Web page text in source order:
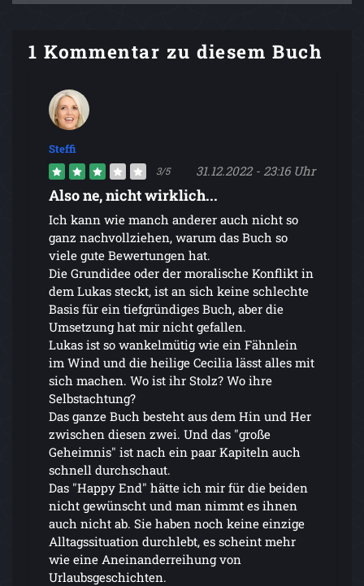
1 Kommentar zu diesem Buch
Steffi
3/5 31.12.2022 - 23:16 Uhr
Also ne, nicht wirklich...
Ich kann wie manch anderer auch nicht so
ganz nachvollziehen, warum das Buch so
viele gute Bewertungen hat.
Die Grundidee oder der moralische Konflikt in
dem Lukas steckt, ist an sich keine schlechte
Basis für ein tiefgründiges Buch, aber die
Umsetzung hat mir nicht gefallen.
Lukas ist so wankelmütig wie ein Fähnlein
im Wind und die heilige Cecilia lässt alles mit
sich machen. Wo ist ihr Stolz? Wo ihre
Selbstachtung?
Das ganze Buch besteht aus dem Hin und Her
zwischen diesen zwei. Und das "große
Geheimnis" ist nach ein paar Kapiteln auch
schnell durchschaut.
Das "Happy End" hätte ich mir für die beiden
nicht gewünscht und man nimmt es ihnen
auch nicht ab. Sie haben noch keine einzige
Alltagssituation durchlebt, es scheint mehr
wie eine Aneinanderreihung von
Urlaubsgeschichten.